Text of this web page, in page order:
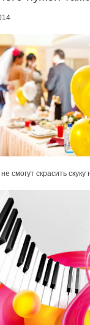
смогут скрасить скуку